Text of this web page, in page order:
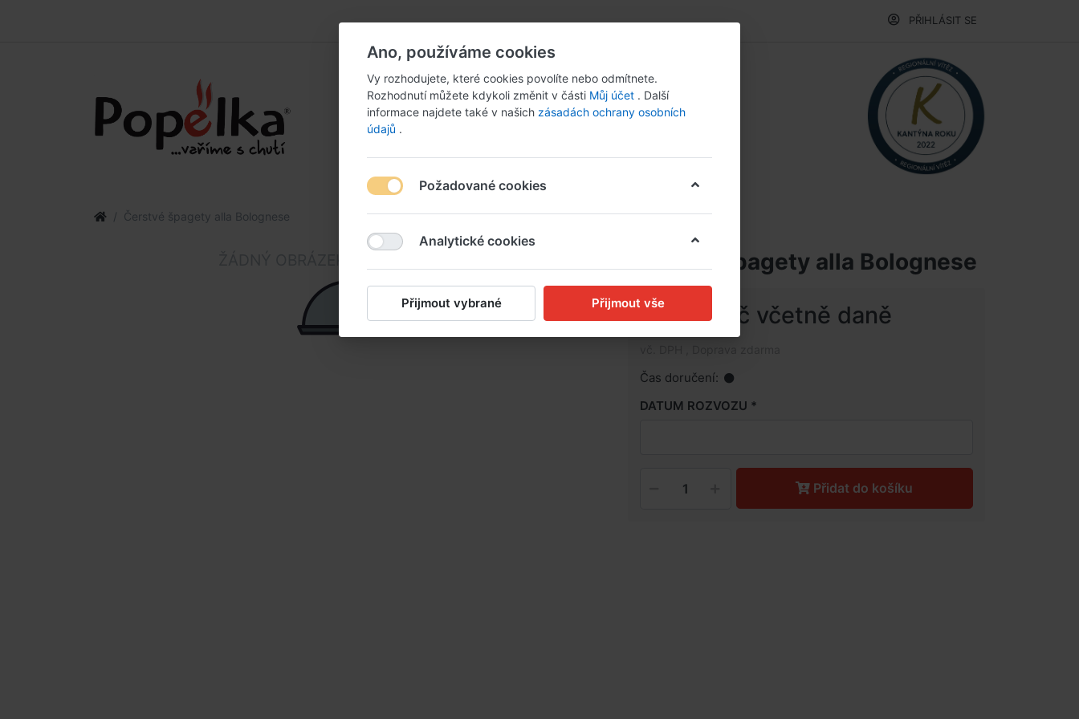
PŘIHLÁSIT SE
Čerstvé špagety alla Bolognese
Čerstvé špagety alla Bolognese
160,00 Kč včetně daně
Čas doručení:
DATUM ROZVOZU
Přidat do košíku
Ano, používáme cookies
Vy rozhodujete, které cookies povolíte nebo odmítnete.
Rozhodnutí můžete kdykoli změnit v části Můj účet . Další
informace najdete také v našich zásadách ochrany osobních
údajů .
Požadované cookies
Analytické cookies
Přijmout vybrané Přijmout vše